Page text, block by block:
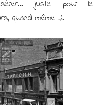
juste pour le
quand même !).